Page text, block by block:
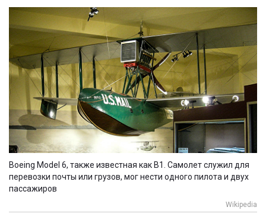
Boeing Model 6, также известная как B1. Самолет служил для
перевозки почты или грузов, мог нести одного пилота и двух
пассажиров
Wikipedia